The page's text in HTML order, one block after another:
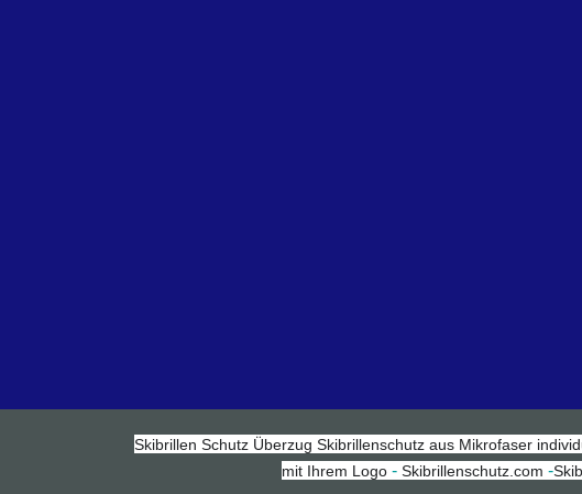
Skibrillen Schutz Überzug Skibrillenschutz aus Mikrofaser
mit Ihrem Logo - Skibrillenschutz.com -